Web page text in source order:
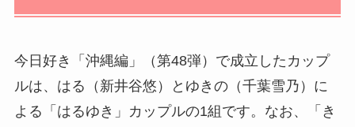
今日好き「沖縄編」（第48弾）で成立したカップ
ルは、はる（新井谷悠）とゆきの（千葉雪乃）に
よる「はるゆき」カップルの1組です。なお、「き